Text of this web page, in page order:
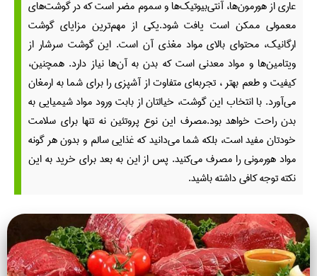
عاری از هورمون‌ها، آنتی‌بیوتیک‌ها و سموم مضر است که در گوشت‌های
معمولی ممکن است یافت شود.یکی از مهم‌ترین مزایای گوشت
ارگانیک، محتوای بالای مواد مغذی آن است. این گوشت سرشار از
ویتامین‌ها و مواد معدنی است که بدن به آن‌ها نیاز دارد. همچنین،
کیفیت و طعم بهتر ، تجربه‌ای متفاوت از آشپزی را برای شما به ارمغان
می‌آورد. با انتخاب این گوشت، خیالتان از بابت ورود مواد شیمیایی به
بدن راحت خواهد بود.مصرف این نوع پروتئین نه تنها برای سلامت
خودتان مفید است، بلکه شما می‌دانید که غذایی سالم و بدون هر گونه
مواد هورمونی را مصرف می‌کنید. پس از این به بعد برای خرید به این
نکته توجه کافی داشته باشید.